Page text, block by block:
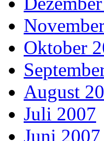
Oktober
August
Juli 2007
Juni 2007